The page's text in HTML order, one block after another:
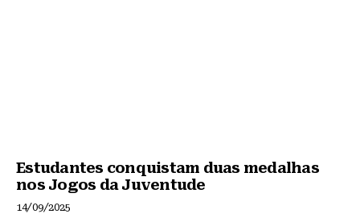
Estudantes conquistam duas medalhas
nos Jogos da Juventude
14/09/2025